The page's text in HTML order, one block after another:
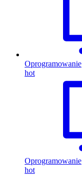
Oprogramowanie
hot
Oprogramowanie
hot